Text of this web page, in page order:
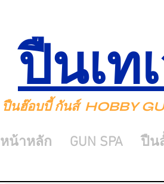
ปืนเท
ปืนฮ๊อบบี้ กันส์ HOBBY
หน้าหลัก GUN SPA ปืน